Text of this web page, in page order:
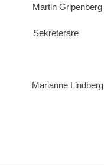
Gripenberg
Lindberg